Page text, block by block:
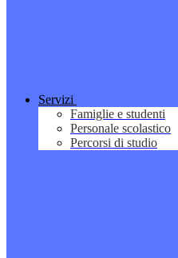
Servizi
Famiglie e studenti
Personale scolastico
Percorsi di studio